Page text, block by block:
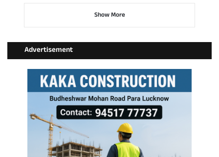
Show More
Advertisement